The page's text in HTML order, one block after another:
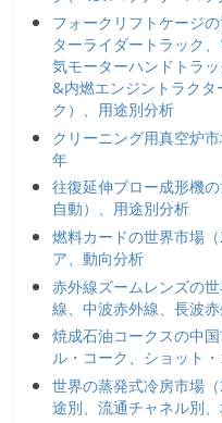
フォークリフトケージ
ターライダートラック
気モーターハンドトラ
&内燃エンジントラクタ
ク）、用途別分析
クリーニング用真空炉
年
往復延伸ブロー成形機
自動）、用途別分析
燃料カードの世界市場
ア、動向分析
赤外線ズームレンズの
線、中波赤外線、長波
焼成石油コークスの中
ル・コーク、ショット
世界の蒸発式冷房市場
途別、流通チャネル別